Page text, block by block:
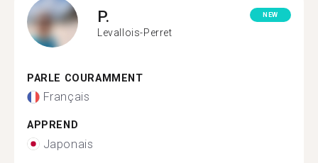
P.
Levallois-Perret
NEW
PARLE COURAMMENT
Français
APPREND
Japonais